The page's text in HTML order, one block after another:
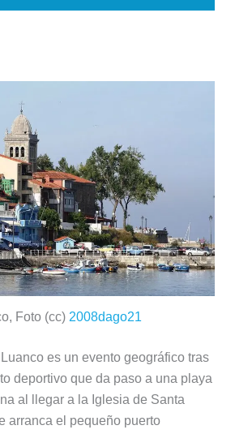
Foto (cc) 2008dago21
es un evento geográfico tras
deportivo que da paso a una playa
al llegar a la Iglesia de Santa
arranca el pequeño puerto